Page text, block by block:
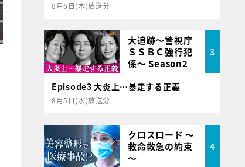
8月6日(木)放送分
大追跡～警視庁
ＳＳＢＣ強行犯
係～ Season2
3
Episode3 大炎上…暴走する正義
8月5日(水)放送分
クロスロード ～
救命救急の約束
～
4